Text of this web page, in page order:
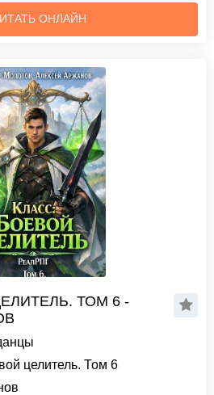
ОНЛАЙН
ТОМ 6 -
целитель. Том 6